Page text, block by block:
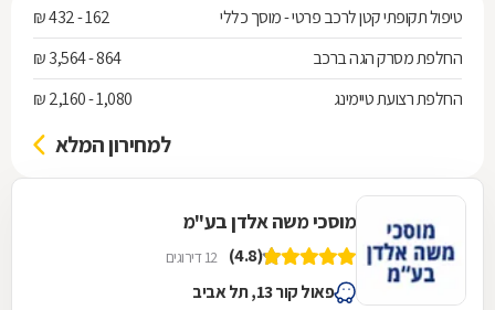
טיפול תקופתי קטן לרכב פרטי - מוסך כללי
162 - 432 ₪
החלפת מסרק הגה ברכב
864 - 3,564 ₪
החלפת רצועת טיימינג
1,080 - 2,160 ₪
למחירון המלא
מוסכי משה אלדן בע"מ
(4.8) 12 דירוגים
פאול קור 13, תל אביב